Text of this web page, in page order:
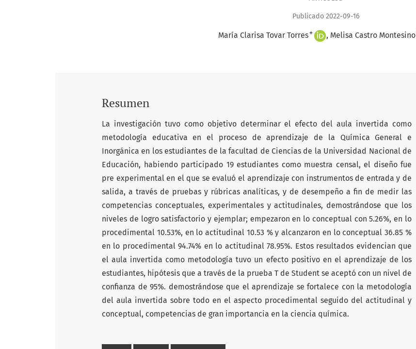
Publicado 2022-09-16
María Clarisa Tovar Torres+ Melisa Castro Montesino
Resumen
La investigación tuvo como objetivo determinar el efecto del aula invertida como
metodología educativa en el proceso de aprendizaje de la Química General e
Inorgánica en los estudiantes de la facultad de Ciencias de la Universidad Nacional de
Educación, habiendo participado 19 estudiantes como muestra censal, el diseño fue
pre experimental en el que se evaluó el aprendizaje con instrumentos de entrada y de
salida, a través de pruebas y rúbricas analíticas, y de desempeño a fin de medir las
competencias conceptuales, experimentales y actitudinales, demostrándose que los
niveles de logro satisfactorio y ejemplar; empezaron en lo conceptual con 5.26%, en lo
procedimental 10.53%, en lo actitudinal 10.53 % y alcanzaron en lo conceptual 36.85 %
en lo procedimental 94.74% en lo actitudinal 78.95%. Estos resultados evidencian que
el aula invertida como metodología tuvo un efecto positivo en el aprendizaje de los
estudiantes, hipótesis que a través de la prueba T de Student se aceptó con un nivel de
confianza de 95%. demostrándose que el aprendizaje se fortalece con la metodología
del aula invertida sobre todo en el aspecto procedimental seguido del actitudinal y
conceptual, competencias de gran importancia en la ciencia química.